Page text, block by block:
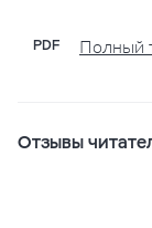
PDF Полный
Отзывы